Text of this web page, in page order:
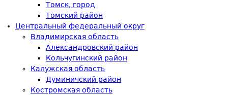
Томск, город
Томский район
Центральный федеральный округ
Владимирская область
Александровский район
Кольчугинский район
Калужская область
Думиничский район
Костромская область